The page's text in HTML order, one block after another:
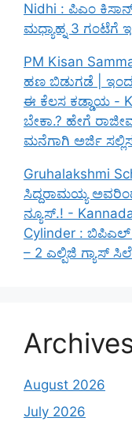
Nidhi : ಪಿಎಂ
ಮಧ್ಯಾಹ್ನ 3 ಗಂಟೆಗೆ
PM Kisan
ಹಣ ಬಿಡುಗಡೆ |
ಈ ಕೆಲಸ ಕಡ್ಡಾಯ -
ಬೇಕಾ.? ಹೇಗೆ
ಮನೆಗಾಗಿ ಅರ್ಜಿ
Gruhalakshmi
ಸಿದ್ದರಾಮಯ್ಯ
ನ್ಯೂಸ್.! -
Cylinder :
– 2 ಎಲ್ಪಿಜಿ ಗ್ಯಾಸ್
August 2026
July 2026